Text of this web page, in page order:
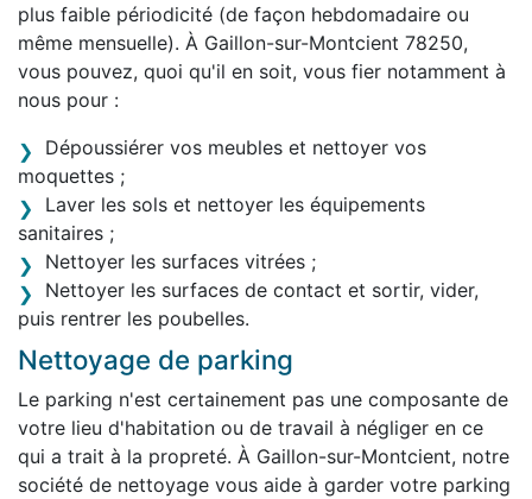
plus faible périodicité (de façon hebdomadaire ou
même mensuelle). À Gaillon-sur-Montcient 78250,
vous pouvez, quoi qu'il en soit, vous fier notamment à
nous pour :
Dépoussiérer vos meubles et nettoyer vos
moquettes ;
Laver les sols et nettoyer les équipements
sanitaires ;
Nettoyer les surfaces vitrées ;
Nettoyer les surfaces de contact et sortir, vider,
puis rentrer les poubelles.
Nettoyage de parking
Le parking n'est certainement pas une composante de
votre lieu d'habitation ou de travail à négliger en ce
qui a trait à la propreté. À Gaillon-sur-Montcient, notre
société de nettoyage vous aide à garder votre parking